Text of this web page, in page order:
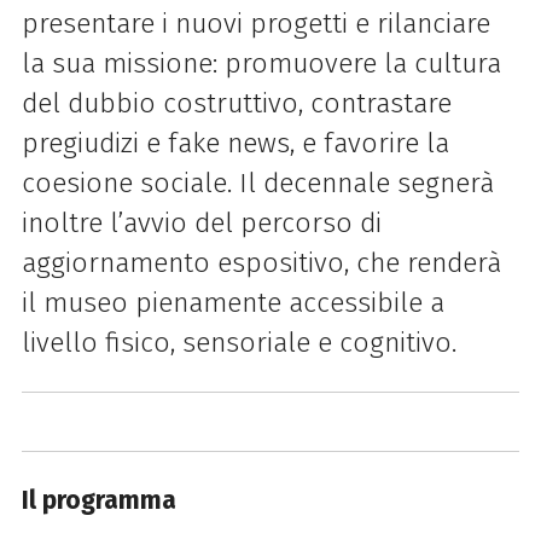
presentare i nuovi progetti e rilanciare
la sua missione: promuovere la cultura
del dubbio costruttivo, contrastare
pregiudizi e fake news, e favorire la
coesione sociale. Il decennale segnerà
inoltre l’avvio del percorso di
aggiornamento espositivo, che renderà
il museo pienamente accessibile a
livello fisico, sensoriale e cognitivo.
Il programma